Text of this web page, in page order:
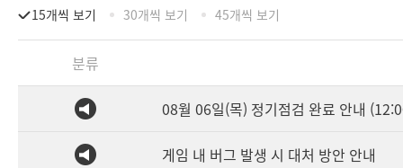
15개씩 보기 30개씩 보기 45개씩 보기
분류
08월 06일(목) 정기점검 완료 안내
게임 내 버그 발생 시 대처 방안 안내